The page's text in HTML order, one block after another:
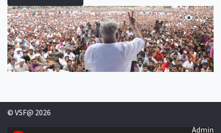
© VSF@ 2026
Admin